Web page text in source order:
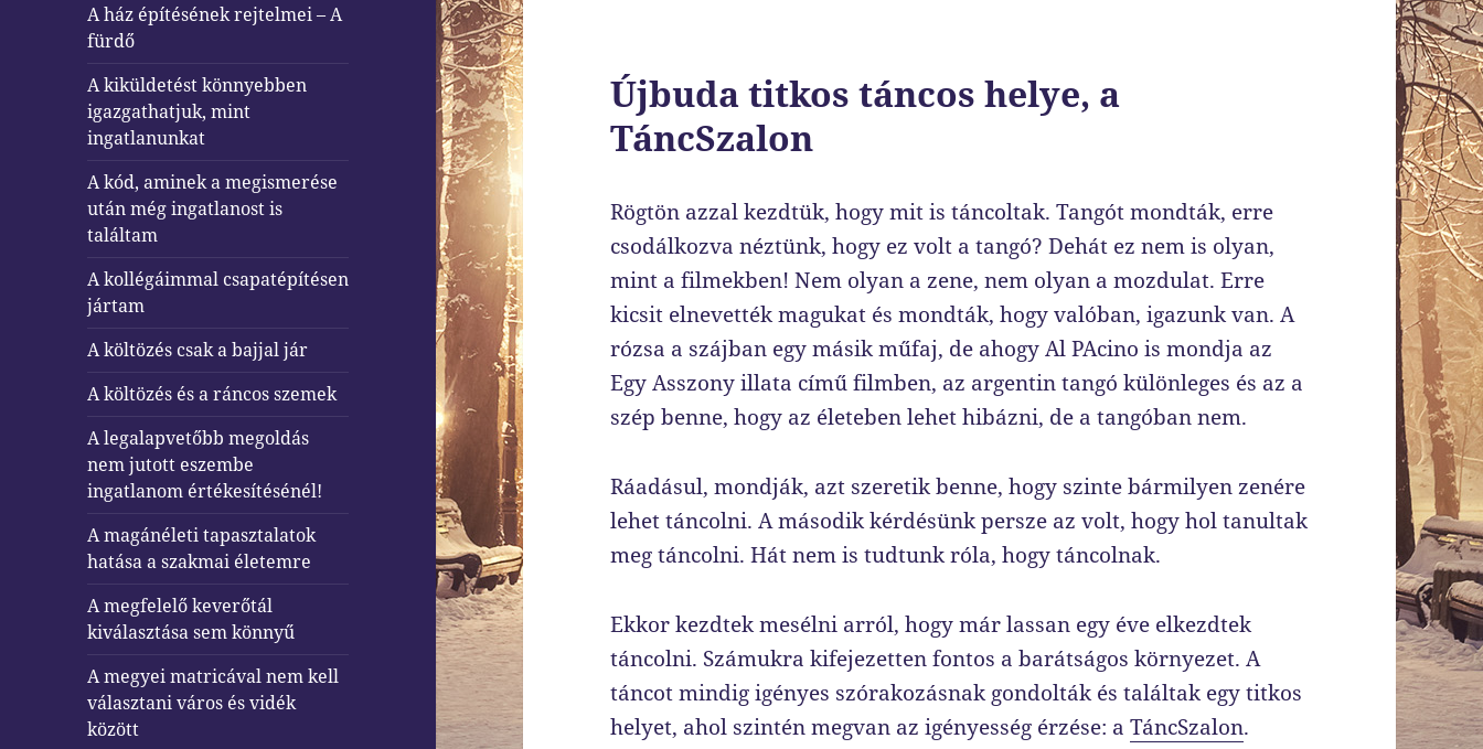
A ház építésének rejtelmei – A
fürdő
A kiküldetést könnyebben
igazgathatjuk, mint
ingatlanunkat
A kód, aminek a megismerése
után még ingatlanost is
találtam
A kollégáimmal csapatépítésen
jártam
A költözés csak a bajjal jár
A költözés és a ráncos szemek
A legalapvetőbb megoldás
nem jutott eszembe
ingatlanom értékesítésénél!
A magánéleti tapasztalatok
hatása a szakmai életemre
A megfelelő keverőtál
kiválasztása sem könnyű
A megyei matricával nem kell
választani város és vidék
között
Újbuda titkos táncos helye, a
TáncSzalon
Rögtön azzal kezdtük, hogy mit is táncoltak. Tangót mondták, erre
csodálkozva néztünk, hogy ez volt a tangó? Dehát ez nem is olyan,
mint a filmekben! Nem olyan a zene, nem olyan a mozdulat. Erre
kicsit elnevették magukat és mondták, hogy valóban, igazunk van. A
rózsa a szájban egy másik műfaj, de ahogy Al PAcino is mondja az
Egy Asszony illata című filmben, az argentin tangó különleges és az a
szép benne, hogy az életeben lehet hibázni, de a tangóban nem.
Ráadásul, mondják, azt szeretik benne, hogy szinte bármilyen zenére
lehet táncolni. A második kérdésünk persze az volt, hogy hol tanultak
meg táncolni. Hát nem is tudtunk róla, hogy táncolnak.
Ekkor kezdtek mesélni arról, hogy már lassan egy éve elkezdtek
táncolni. Számukra kifejezetten fontos a barátságos környezet. A
táncot mindig igényes szórakozásnak gondolták és találtak egy titkos
helyet, ahol szintén megvan az igényesség érzése: aTáncSzalon.